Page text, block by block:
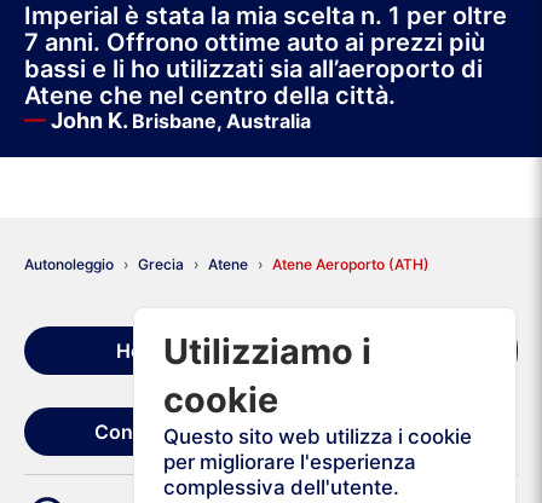
Imperial è stata la mia scelta n. 1 per oltre
7 anni. Offrono ottime auto ai prezzi più
bassi e li ho utilizzati sia all’aeroporto di
Atene che nel centro della città.
—John K. Brisbane, Australia
Autonoleggio Grecia Atene Atene Aeroporto (ATH)
Home
Condizioni di
noleggio
Contattaci
Utilizziamo i
cookie
Questo sito web utilizza i cookie
per migliorare l'esperienza
complessiva dell'utente.